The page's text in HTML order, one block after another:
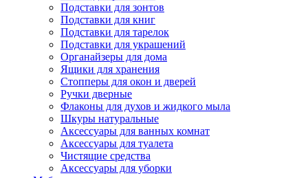
Подставки для зонтов
Подставки для книг
Подставки для тарелок
Подставки для украшений
Органайзеры для дома
Ящики для хранения
Стопперы для окон и дверей
Ручки дверные
Флаконы для духов и жидкого мыла
Шкуры натуральные
Аксессуары для ванных комнат
Аксессуары для туалета
Чистящие средства
Аксессуары для уборки